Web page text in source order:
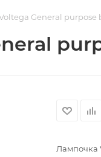
General purpose
Лампочка